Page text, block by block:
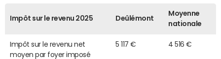
Impôt sur le revenu 2025 Deûlémont
Moyenne
nationale
Impôt sur le revenu net
moyen par foyer imposé
5 117 € 4 516 €